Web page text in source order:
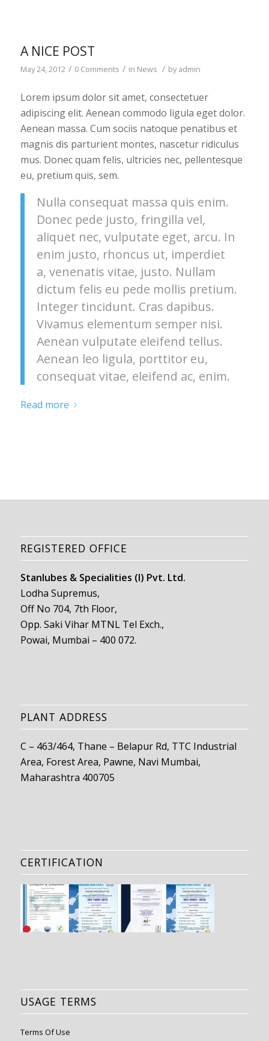
A NICE POST
May 24, 2012 / 0 Comments / in News / byadmin
Lorem ipsum dolor sit amet, consectetuer
adipiscing elit. Aenean commodo ligula eget dolor.
Aenean massa. Cum sociis natoque penatibus et
magnis dis parturient montes, nascetur ridiculus
mus. Donec quam felis, ultricies nec, pellentesque
eu, pretium quis, sem.
Nulla consequat massa quis enim.
Donec pede justo, fringilla vel,
aliquet nec, vulputate eget, arcu. In
enim justo, rhoncus ut, imperdiet
a, venenatis vitae, justo. Nullam
dictum felis eu pede mollis pretium.
Integer tincidunt. Cras dapibus.
Vivamus elementum semper nisi.
Aenean vulputate eleifend tellus.
Aenean leo ligula, porttitor eu,
consequat vitae, eleifend ac, enim.
Read more
REGISTERED OFFICE
Stanlubes & Specialities (I) Pvt. Ltd.
Lodha Supremus,
Off No 704, 7th Floor,
Opp. Saki Vihar MTNL Tel Exch.,
Powai, Mumbai – 400 072.
PLANT ADDRESS
C – 463/464, Thane – Belapur Rd, TTC Industrial
Area, Forest Area, Pawne, Navi Mumbai,
Maharashtra 400705
CERTIFICATION
USAGE TERMS
Terms Of Use